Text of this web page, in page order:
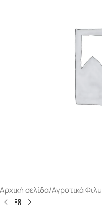
Αρχική σελίδα/Αγροτικά Φιλμ